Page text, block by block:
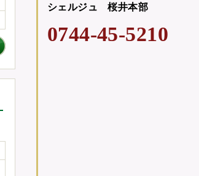
シェルジュ 桜井本部
0744-45-5210